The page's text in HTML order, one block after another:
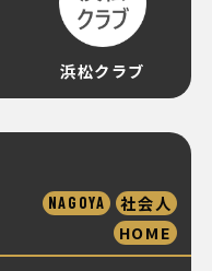
浜松クラブ
NAGOYA
社会人
HOME